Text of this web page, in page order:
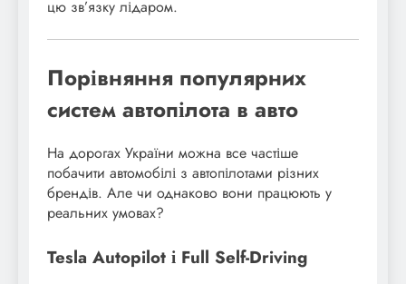
цю зв’язку лідаром.
Порівняння популярних
систем автопілота в авто
На дорогах України можна все частіше
побачити автомобілі з автопілотами різних
брендів. Але чи однаково вони працюють у
реальних умовах?
Tesla Autopilot і Full Self-Driving